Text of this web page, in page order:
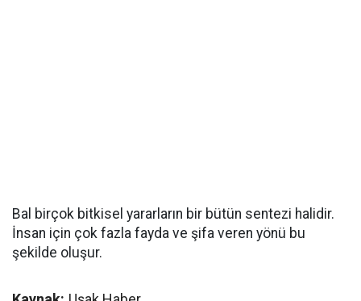
Bal birçok bitkisel yararların bir bütün sentezi halidir.
İnsan için çok fazla fayda ve şifa veren yönü bu
şekilde oluşur.